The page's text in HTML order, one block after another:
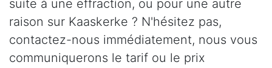
suite à une effraction, ou pour une autre
raison sur Kaaskerke ? N'hésitez pas,
contactez-nous immédiatement, nous vous
communiquerons le tarif ou le prix